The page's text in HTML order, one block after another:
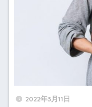
2022年3月11日